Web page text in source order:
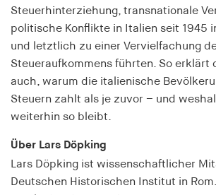
Steuerhinterziehung, transnationale
politische Konflikte in Italien seit 1945
und letztlich zu einer Vervielfachung
Steueraufkommens führten. So erklärt
auch, warum die italienische
Steuern zahlt als je zuvor – und
weiterhin so bleibt.
Über Lars Döpking
Lars Döpking ist wissenschaftlicher
Deutschen Historischen Institut in
Anbieter:
hamburger-edition.de
Cookie Laufzeit: